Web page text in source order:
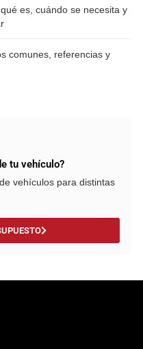
es, cuándo se necesita y
comunes, referencias y
tu vehículo?
vehículos para distintas